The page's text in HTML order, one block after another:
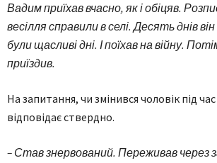
Вадим приїхав вчасно, як і обіцяв.
весілля справили в селі. Десять днів
були щасливі дні. І поїхав на війну.
приїздив.
На запитання, чи змінився чоловік під
відповідає ствердно.
– Став знервований. Переживав через